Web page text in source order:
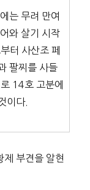
는 무려 만여
와 살기 시작
터 사산조 페
팔찌를 사들
14호 고분에
이다.
제 부견을 알현